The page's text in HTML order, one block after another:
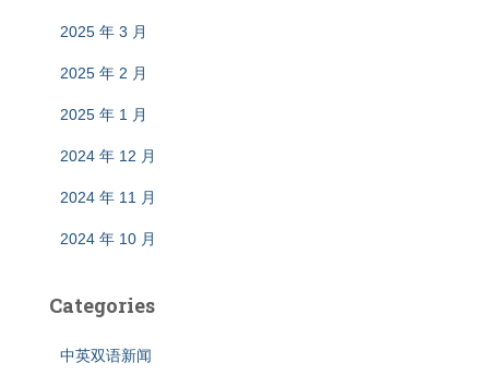
2025 年 3 月
2025 年 2 月
2025 年 1 月
2024 年 12 月
2024 年 11 月
2024 年 10 月
Categories
中英双语新闻